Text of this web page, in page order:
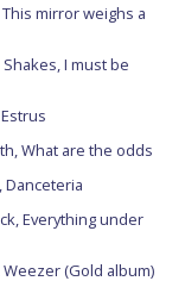
mirror weighs a
I must be
What are the odds
Danceteria
Everything under
(Gold album)